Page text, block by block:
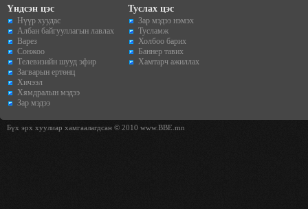
Үндсэн цэс
Нүүр хуудас
Албан байгууллагын лавлах
Варез
Сонжоо
Телевизийн шууд эфир
Загварын ертөнц
Хичээл
Хямдралын мэдээ
Зар мэдээ
Туслах цэс
Зар мэдээ нэмэх
Тусламж
Холбоо барих
Баннер тавих
Хамтарч ажиллах
Бүх эрх хуулиар хамгаалагдсан © 2010 www.BBE.mn